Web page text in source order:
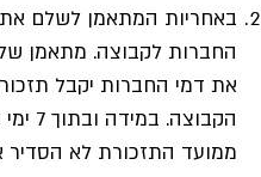
באחריות המתאמן לשלם
החברות לקבוצה. מתאמן
את דמי החברות יקבל
הקבוצה.
ממועד התזכורת לא הסדיר